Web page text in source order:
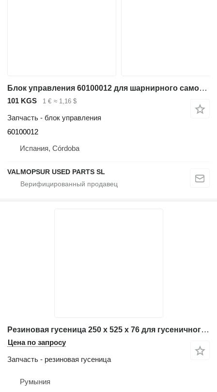
Блок управления 60100012 для шарнирного самосвала Volvo EC300D EC250D G900B ; L110G ; L120G ; EW140D ; EW160D ; EW180D ; EW210D ; EC220D ; EC235D ; EC160D ; EC180D ; EC140D ; ECR235D ; P7820C ABG ; P8820C ABG ; PL3005D ; ECR145D ; L60G ; L70G ; L90G ; L45G ; L50G ; SD115 ; P7110 ; P7170 ; DD110B ; DD120B ; DD140B ; P6870/5870/5770C ABG ; SD135 ; P6820C
101 KGS 1 € ≈ 1,16 $
Запчасть - блок управления
60100012
Испания, Córdoba
VALMOPSUR USED PARTS SL
Резиновая гусеница 250 x 525 x 76 для гусеничного самосвала Hinowa HP2500
Цена по запросу
Запчасть - резиновая гусеница
Румыния